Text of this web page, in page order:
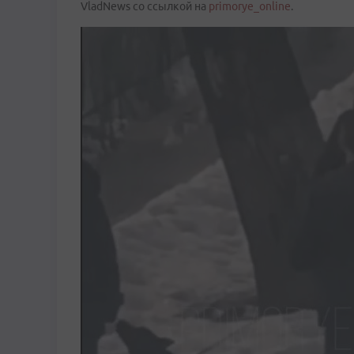
VladNews со ссылкой на primorye_online.